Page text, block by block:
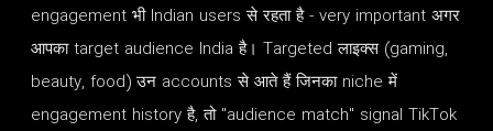
engagement भी Indian users से रहता है - very important अगर
आपका target audience India है। Targeted लाइक्स (gaming,
beauty, food) उन accounts से आते हैं जिनका niche में
engagement history है, तो "audience match" signal TikTok